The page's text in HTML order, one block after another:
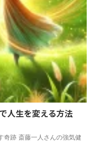
人生を変える方法
奇跡 斎藤一人さんの強気健